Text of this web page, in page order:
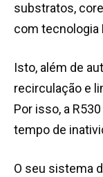
substratos,
com tecnologia
Isto, além de
recirculação e
Por isso, a
tempo de
O seu sistema